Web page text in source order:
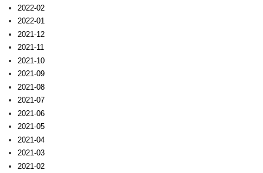
2022-02
2022-01
2021-12
2021-11
2021-10
2021-09
2021-08
2021-07
2021-06
2021-05
2021-04
2021-03
2021-02